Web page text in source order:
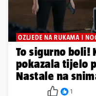
OZLJEDE NA RUKAMA I
To sigurno boli!
pokazala tijelo
Nastale na
1